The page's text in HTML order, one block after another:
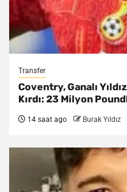
Transfer
Coventry, Ganalı
Kırdı: 23 Milyon
14 saat ago Burak Yıldız